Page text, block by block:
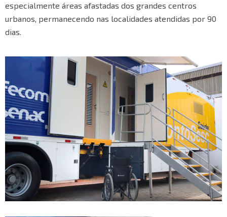
especialmente áreas afastadas dos grandes centros
urbanos, permanecendo nas localidades atendidas por 90
dias.